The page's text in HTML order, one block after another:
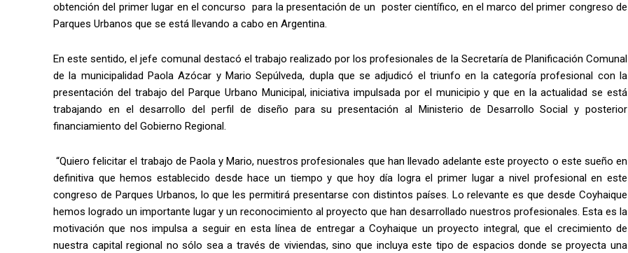
obtención del primer lugar en el concurso para la presentación de un poster científico, en el marco del primer congreso de
Parques Urbanos que se está llevando a cabo en Argentina.
En este sentido, el jefe comunal destacó el trabajo realizado por los profesionales de la Secretaría de Planificación Comunal
de la municipalidad Paola Azócar y Mario Sepúlveda, dupla que se adjudicó el triunfo en la categoría profesional con la
presentación del trabajo del Parque Urbano Municipal, iniciativa impulsada por el municipio y que en la actualidad se está
trabajando en el desarrollo del perfil de diseño para su presentación al Ministerio de Desarrollo Social y posterior
financiamiento del Gobierno Regional.
“Quiero felicitar el trabajo de Paola y Mario, nuestros profesionales que han llevado adelante este proyecto o este sueño en
definitiva que hemos establecido desde hace un tiempo y que hoy día logra el primer lugar a nivel profesional en este
congreso de Parques Urbanos, lo que les permitirá presentarse con distintos países. Lo relevante es que desde Coyhaique
hemos logrado un importante lugar y un reconocimiento al proyecto que han desarrollado nuestros profesionales. Esta es la
motivación que nos impulsa a seguir en esta línea de entregar a Coyhaique un proyecto integral, que el crecimiento de
nuestra capital regional no sólo sea a través de viviendas, sino que incluya este tipo de espacios donde se proyecta una